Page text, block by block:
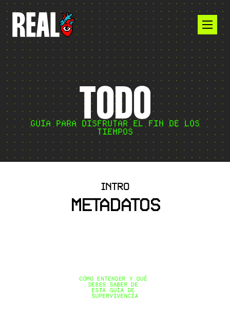
GUÍA PARA DISFRUTAR EL FIN DE LOS
TIEMPOS
INTRO
METADATOS
CÓMO ENTENDER Y QUÉ
DEBES SABER DE
ESTA GUÍA DE
SUPERVIVENCIA